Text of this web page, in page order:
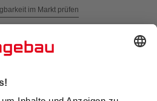
im Markt prüfen
26.09. - 29.09.
VERSAND